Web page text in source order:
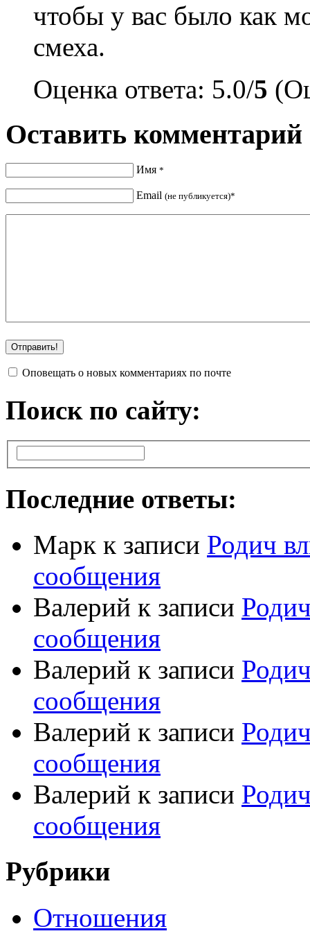
чтобы у вас было как
смеха.
Оценка ответа: 5.0/5
Оставить комментарий
Имя *
Email (не публикуется)*
Оповещать о новых комментариях по почте
Поиск по сайту:
Последние ответы:
Марк к записи Родич
сообщения
Валерий к записи
сообщения
Валерий к записи
сообщения
Валерий к записи
сообщения
Валерий к записи
сообщения
Рубрики
Отношения